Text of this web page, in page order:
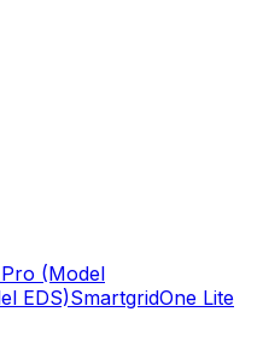
Pro (Model
EDS)SmartgridOne Lite